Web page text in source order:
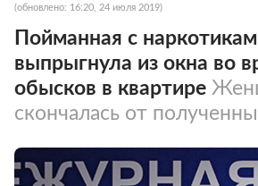
(обновлено: 16:20, 24 июля 2019)
Пойманная с
выпрыгнула из окна во
обысков в квартире
скончалась от